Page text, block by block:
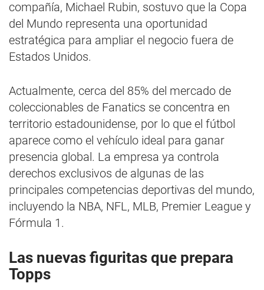
compañía, Michael Rubin, sostuvo que la Copa
del Mundo representa una oportunidad
estratégica para ampliar el negocio fuera de
Estados Unidos.
Actualmente, cerca del 85% del mercado de
coleccionables de Fanatics se concentra en
territorio estadounidense, por lo que el fútbol
aparece como el vehículo ideal para ganar
presencia global. La empresa ya controla
derechos exclusivos de algunas de las
principales competencias deportivas del mundo,
incluyendo la NBA, NFL, MLB, Premier League y
Fórmula 1.
Las nuevas figuritas que prepara
Topps